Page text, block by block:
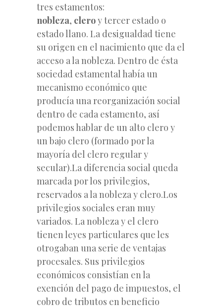
tres estamentos:
nobleza, cleroy tercer estado o
estado llano. La desigualdad tiene
su origen en el nacimiento que da el
acceso a la nobleza. Dentro de ésta
sociedad estamental había un
mecanismo económico que
producía una reorganización social
dentro de cada estamento, así
podemos hablar de un alto clero y
un bajo clero (formado por la
mayoría del clero regular y
secular).La diferencia social queda
marcada por los privilegios,
reservados a la nobleza y clero.Los
privilegios sociales eran muy
variados. La nobleza y el clero
tienen leyes particulares que les
otrogaban una serie de ventajas
procesales. Sus privilegios
económicos consistían en la
exención del pago de impuestos, el
cobro de tributos en beneficio